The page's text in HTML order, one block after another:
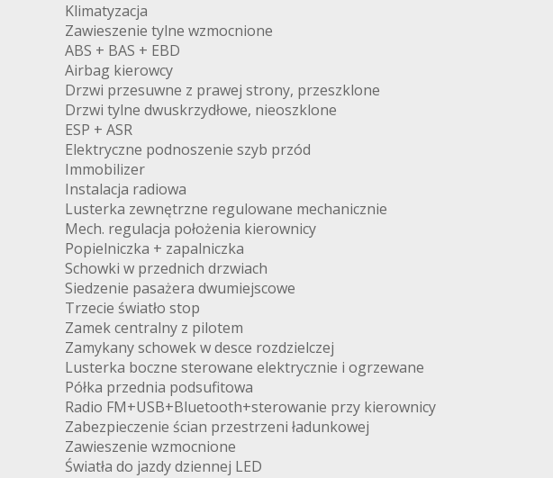
Klimatyzacja
Zawieszenie tylne wzmocnione
ABS + BAS + EBD
Airbag kierowcy
Drzwi przesuwne z prawej strony, przeszklone
Drzwi tylne dwuskrzydłowe, nieoszklone
ESP + ASR
Elektryczne podnoszenie szyb przód
Immobilizer
Instalacja radiowa
Lusterka zewnętrzne regulowane mechanicznie
Mech. regulacja położenia kierownicy
Popielniczka + zapalniczka
Schowki w przednich drzwiach
Siedzenie pasażera dwumiejscowe
Trzecie światło stop
Zamek centralny z pilotem
Zamykany schowek w desce rozdzielczej
Lusterka boczne sterowane elektrycznie i ogrzewane
Półka przednia podsufitowa
Radio FM+USB+Bluetooth+sterowanie przy kierownicy
Zabezpieczenie ścian przestrzeni ładunkowej
Zawieszenie wzmocnione
Światła do jazdy dziennej LED